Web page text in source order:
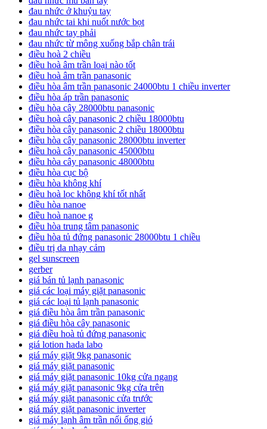
đau nhức ở khuỷu tay
đau nhức tai khi nuốt nước bọt
đau nhức tay phải
đau nhức từ mông xuống bắp chân trái
điều hoà 2 chiều
điều hoà âm trần loại nào tốt
điều hoà âm trần panasonic
điều hòa âm trần panasonic 24000btu 1 chiều inverter
điều hòa áp trần panasonic
điều hòa cây 28000btu panasonic
điều hoà cây panasonic 2 chiều 18000btu
điều hòa cây panasonic 2 chiều 18000btu
điều hòa cây panasonic 28000btu inverter
điều hoà cây panasonic 45000btu
điều hòa cây panasonic 48000btu
điều hòa cục bộ
điều hòa không khí
điều hoà lọc không khí tốt nhất
điều hòa nanoe
điều hoà nanoe g
điều hòa trung tâm panasonic
điều hòa tủ đứng panasonic 28000btu 1 chiều
điều trị da nhạy cảm
gel sunscreen
gerber
giá bán tủ lạnh panasonic
giá các loại máy giặt panasonic
giá các loại tủ lạnh panasonic
giá điều hòa âm trần panasonic
giá điều hòa cây panasonic
giá điều hoà tủ đứng panasonic
giá lotion hada labo
giá máy giặt 9kg panasonic
giá máy giặt panasonic
giá máy giặt panasonic 10kg cửa ngang
giá máy giặt panasonic 9kg cửa trên
giá máy giặt panasonic cửa trước
giá máy giặt panasonic inverter
giá máy lạnh âm trần nối ống gió